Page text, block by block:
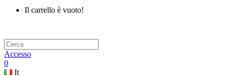
Il carrello è vuoto!
Accesso
0
It